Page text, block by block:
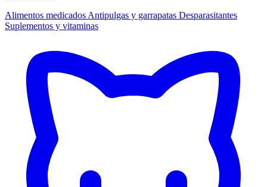
Alimentos medicados Antipulgas y garrapatas Desparasitantes
Suplementos y vitaminas